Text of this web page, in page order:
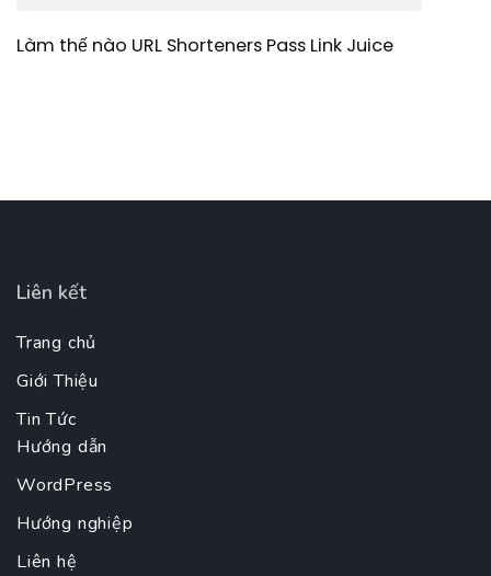
Làm thế nào URL Shorteners Pass Link Juice
Liên kết
Trang chủ
Giới Thiệu
Tin Tức
Hướng dẫn
WordPress
Hướng nghiệp
Liên hệ